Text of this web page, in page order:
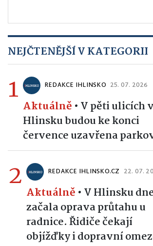
NEJČTENĚJŠÍ V KATEGORII
1 REDAKCE IHLINSKO 25. 07. 2026
Aktuálně • V pěti ulicích v
Hlinsku budou ke konci
července uzavřena
2 REDAKCE IHLINSKO.CZ 22. 07.
Aktuálně • V Hlinsku
začala oprava průtahu u
radnice. Řidiče čekají
objížďky i dopravní